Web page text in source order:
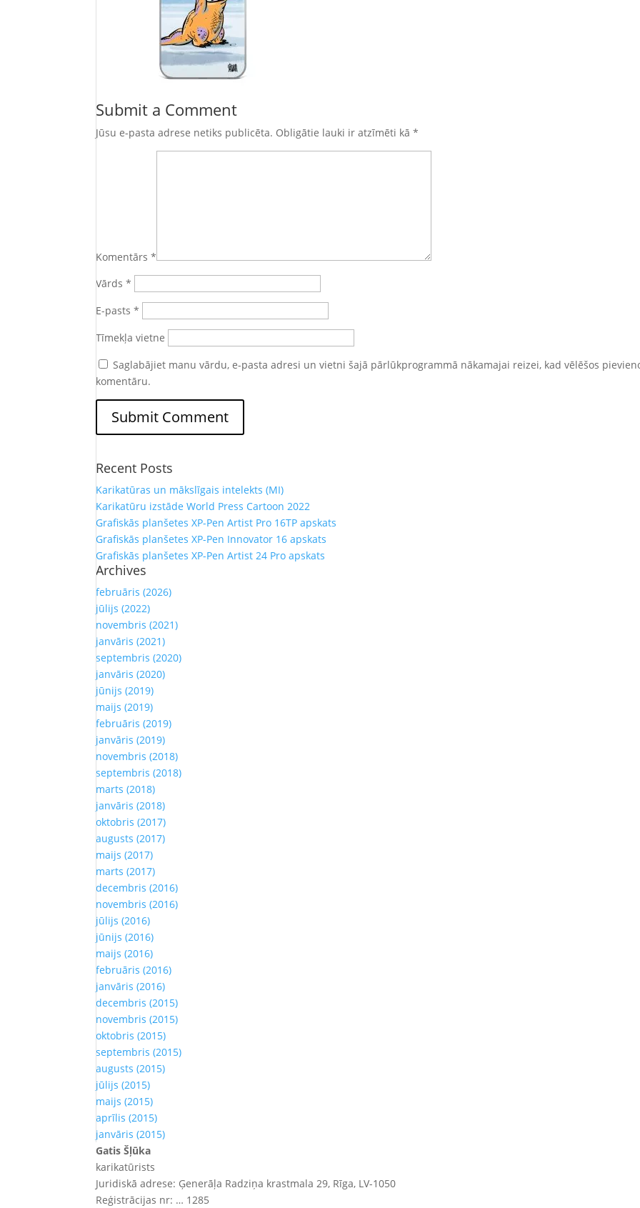
Submit a Comment
Jūsu e-pasta adrese netiks publicēta. Obligātie lauki ir atzīmēti kā*
Komentārs*
Vārds*
E-pasts*
Tīmekļa vietne
Saglabājiet manu vārdu, e-pasta adresi un vietni šajā pārlūkprogrammā nākamajai reizei, kad vēlēšos
komentāru.
Recent Posts
Karikatūras un mākslīgais intelekts (MI)
Karikatūru izstāde World Press Cartoon 2022
Grafiskās planšetes XP-Pen Artist Pro 16TP apskats
Grafiskās planšetes XP-Pen Innovator 16 apskats
Grafiskās planšetes XP-Pen Artist 24 Pro apskats
Archives
februāris (2026)
jūlijs (2022)
novembris (2021)
janvāris (2021)
septembris (2020)
janvāris (2020)
jūnijs (2019)
maijs (2019)
februāris (2019)
janvāris (2019)
novembris (2018)
septembris (2018)
marts (2018)
janvāris (2018)
oktobris (2017)
augusts (2017)
maijs (2017)
marts (2017)
decembris (2016)
novembris (2016)
jūlijs (2016)
jūnijs (2016)
maijs (2016)
februāris (2016)
janvāris (2016)
decembris (2015)
novembris (2015)
oktobris (2015)
septembris (2015)
augusts (2015)
jūlijs (2015)
maijs (2015)
aprīlis (2015)
janvāris (2015)
Gatis Šļūka
karikatūrists
Juridiskā adrese: Ģenerāļa Radziņa krastmala 29, Rīga, LV-1050
Reģistrācijas nr: … 1285